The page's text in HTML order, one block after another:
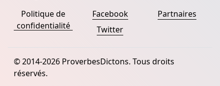
Politique de
confidentialité
Facebook
Twitter
Partnaires
© 2014-2026 ProverbesDictons. Tous droits
réservés.